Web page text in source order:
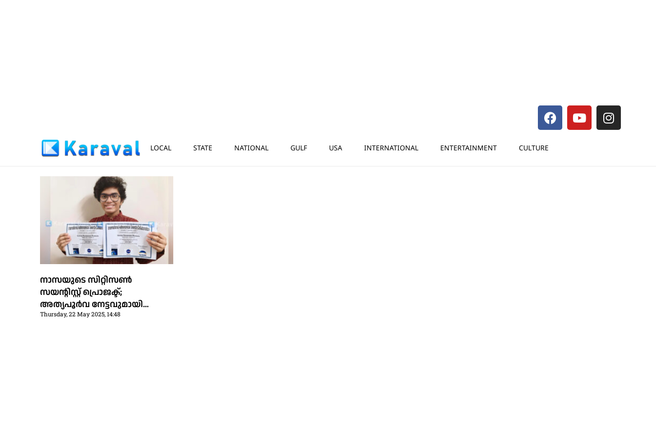
LOCAL STATE NATIONAL GULF USA INTERNATIONAL ENTERTAINMENT CULTURE
നാസയുടെ സിറ്റിസണ്‍
സയന്റിസ്റ്റ് പ്രൊജക്ട്;
അത്യപൂര്‍വ നേട്ടവുമായി
നീലേശ്വരം സ്വദേശിയായ 13
Thursday, 22 May 2025, 14:48